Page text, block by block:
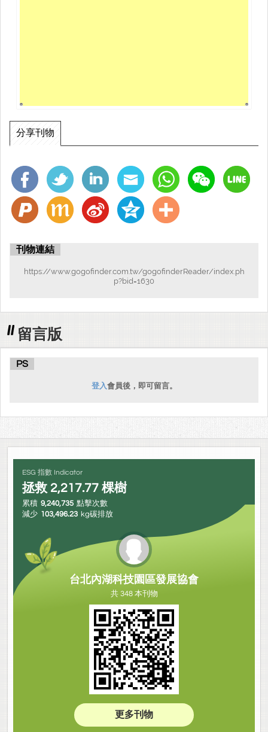
分享刊物
刊物連結
https://www.gogofinder.com.tw/gogofinderReader/index.ph
p?bid=1630
留言版
PS
登入會員後，即可留言。
ESG 指數 Indicator
拯救 2,217.77 棵樹
累積 9,240,735 點擊次數
減少 103,496.23 kg碳排放
台北內湖科技園區發展協會
共 348 本刊物
更多刊物